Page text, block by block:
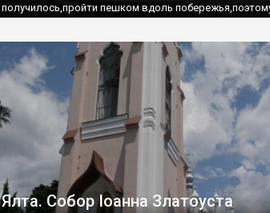
получилось,пройти пешком вдоль
Ялта. Собор Іоанна Златоуста